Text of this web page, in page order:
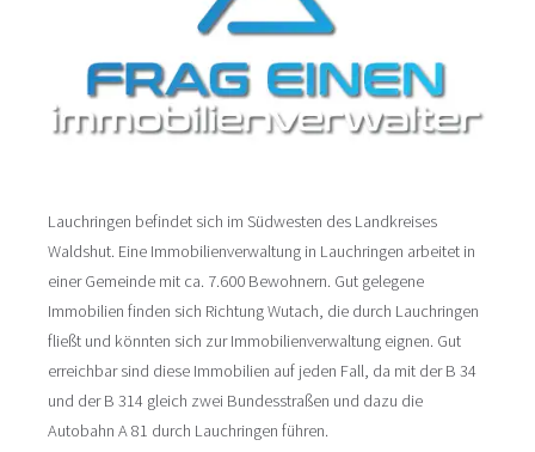
Lauchringen befindet sich im Südwesten des Landkreises
Waldshut. Eine Immobilienverwaltung in Lauchringen arbeitet in
einer Gemeinde mit ca. 7.600 Bewohnern. Gut gelegene
Immobilien finden sich Richtung Wutach, die durch Lauchringen
fließt und könnten sich zur Immobilienverwaltung eignen. Gut
erreichbar sind diese Immobilien auf jeden Fall, da mit der B 34
und der B 314 gleich zwei Bundesstraßen und dazu die
Autobahn A 81 durch Lauchringen führen.